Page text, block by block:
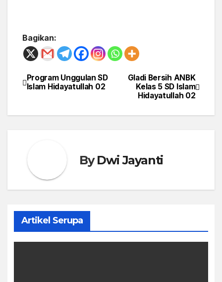
Bagikan:
Post
Gladi Bersih ANBK
Kelas 5 SD Islam
Hidayatullah 02
Program Unggulan SD
Islam Hidayatullah 02
ByDwi Jayanti
Artikel Serupa